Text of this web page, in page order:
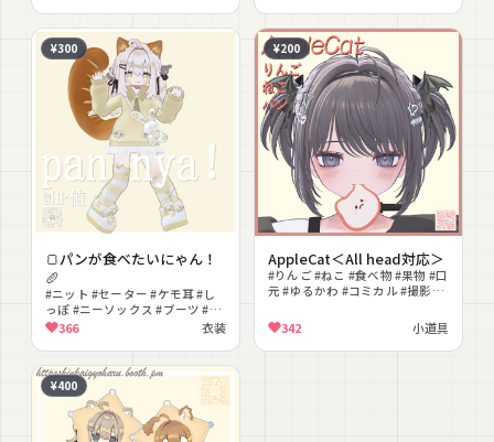
¥300
🍞パンが食べたいにゃん！
🥖
#ニット #セーター #ケモ耳 #し
っぽ #ニーソックス #ブーツ #ゆ
めかわいい #ガーリー #ほのぼの
366 衣装
¥200
AppleCat＜All head対応＞
#りんご #ねこ #食べ物 #果物 #口
元 #ゆるかわ #コミカル #撮影向
342 小道具
¥400